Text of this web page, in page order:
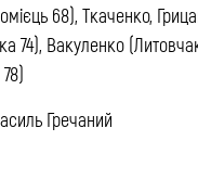
68), Ткаченко,
74), Вакуленко
Гречаний